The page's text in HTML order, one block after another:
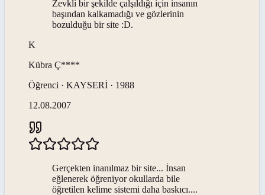
Zevkli bir şekilde çalşıldığı için insanın
başından kalkamadığı ve gözlerinin
bozulduğu bir site :D.
K
Kübra Ç****
Öğrenci · KAYSERİ · 1988
12.08.2007
Gerçekten inanılmaz bir site... İnsan
eğlenerek öğreniyor okullarda bile
öğretilen kelime sistemi daha baskıcı....